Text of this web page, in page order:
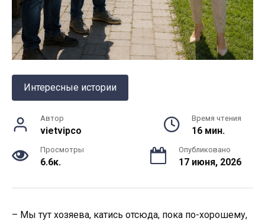
Интересные истории
Автор
vietvipco
Время чтения
16 мин.
Просмотры
6.6к.
Опубликовано
17 июня, 2026
– Мы тут хозяева, катись отсюда, пока по-хорошему,